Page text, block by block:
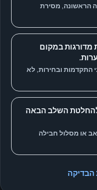
הראשונה, מסירת
במקום
התקדמות ובחירות, לא
השלב הבאה
או מסלול חבילה